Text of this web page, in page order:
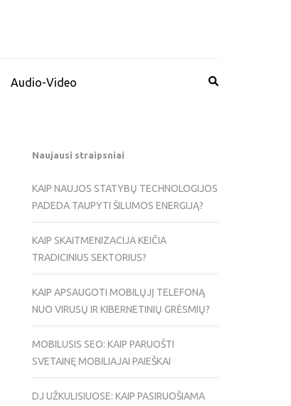
Audio-Video
Naujausi straipsniai
KAIP NAUJOS STATYBŲ TECHNOLOGIJOS
PADEDA TAUPYTI ŠILUMOS ENERGIJĄ?
KAIP SKAITMENIZACIJA KEIČIA
TRADICINIUS SEKTORIUS?
KAIP APSAUGOTI MOBILŲJĮ TELEFONĄ
NUO VIRUSŲ IR KIBERNETINIŲ GRĖSMIŲ?
MOBILUSIS SEO: KAIP PARUOŠTI
SVETAINĘ MOBILIAJAI PAIEŠKAI
DJ UŽKULISIUOSE: KAIP PASIRUOŠIAMA